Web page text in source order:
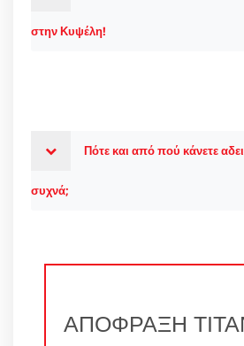
στην Κυψέλη!
Πότε και από πού κάνετε
συχνά;
ΑΠΟΦΡΑΞΗ